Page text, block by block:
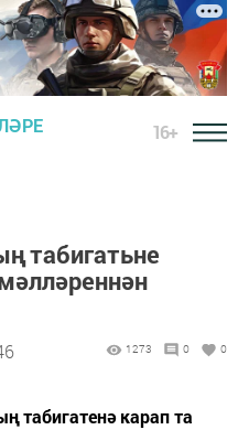
16+
табигатьне
1273 0 0
табигатенә карап та